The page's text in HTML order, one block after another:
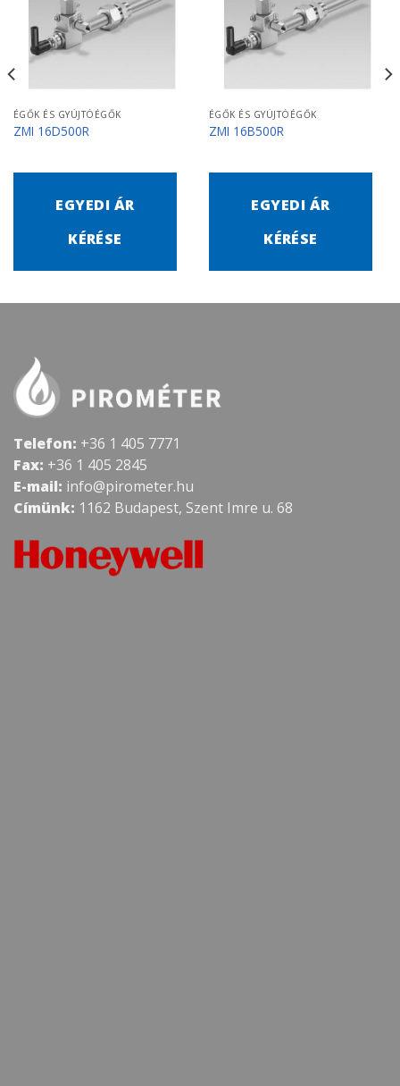
ÉGŐK ÉS GYÚJTÓÉGŐK
ZMI 16D500R
EGYEDI ÁR
KÉRÉSE
ÉGŐK ÉS GYÚJTÓÉGŐK
ZMI 16B500R
EGYEDI ÁR
KÉRÉSE
Telefon: +36 1 405 7771
Fax: +36 1 405 2845
E-mail: info@pirometer.hu
Címünk: 1162 Budapest, Szent Imre u. 68